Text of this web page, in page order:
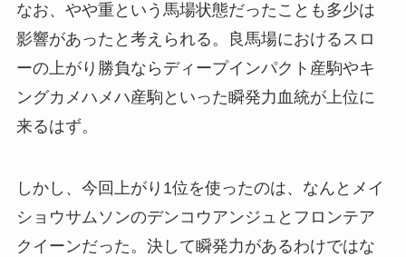
なお、やや重という馬場状態だったことも多少は
影響があったと考えられる。良馬場におけるスロ
ーの上がり勝負ならディープインパクト産駒やキ
ングカメハメハ産駒といった瞬発力血統が上位に
来るはず。
しかし、今回上がり1位を使ったのは、なんとメイ
ショウサムソンのデンコウアンジュとフロンテア
クイーンだった。決して瞬発力があるわけではな